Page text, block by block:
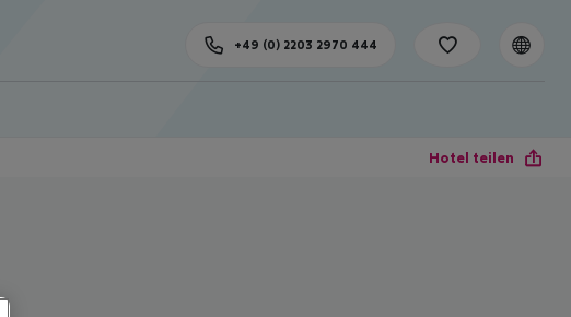
+49 (0) 2203 2970 444
Hotel teilen